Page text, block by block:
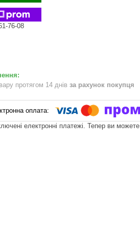
76-08
протягом 14 днів за рахунок покупця
електронні платежі. Тепер ви